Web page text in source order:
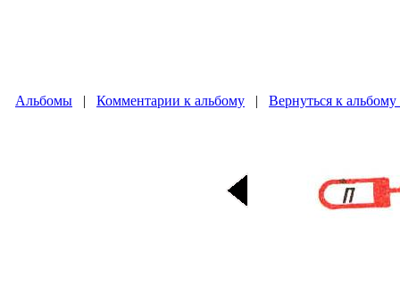
Альбомы | Комментарии к альбому | Вернуться к